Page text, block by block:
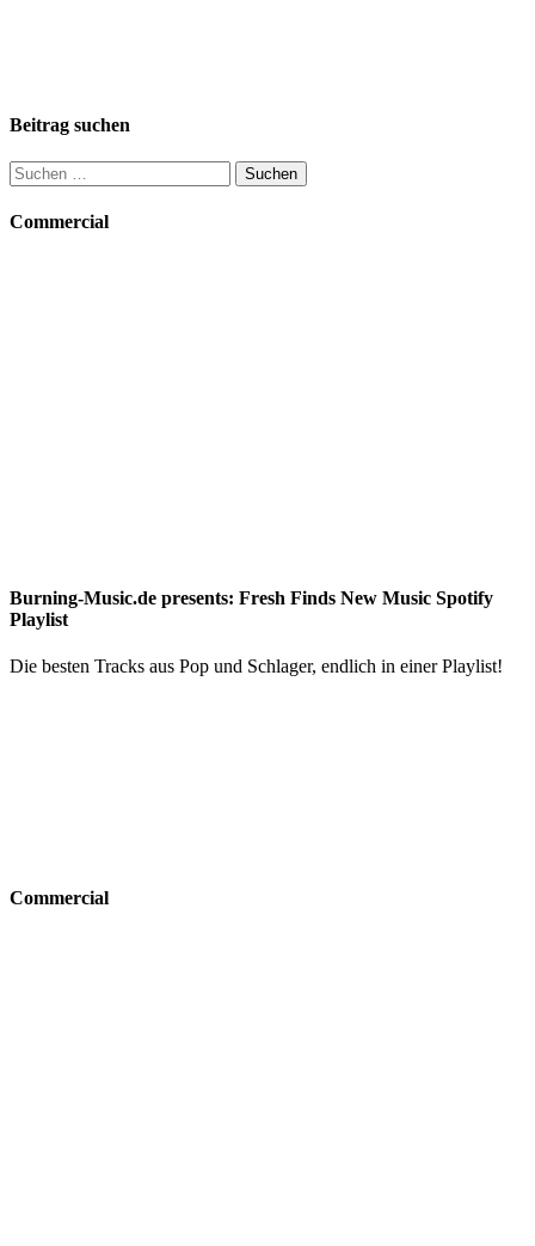
Beitrag suchen
Suchen
nach:
Commercial
Burning-Music.de presents: Fresh Finds New Music Spotify
Playlist
Die besten Tracks aus Pop und Schlager, endlich in einer Playlist!
Commercial